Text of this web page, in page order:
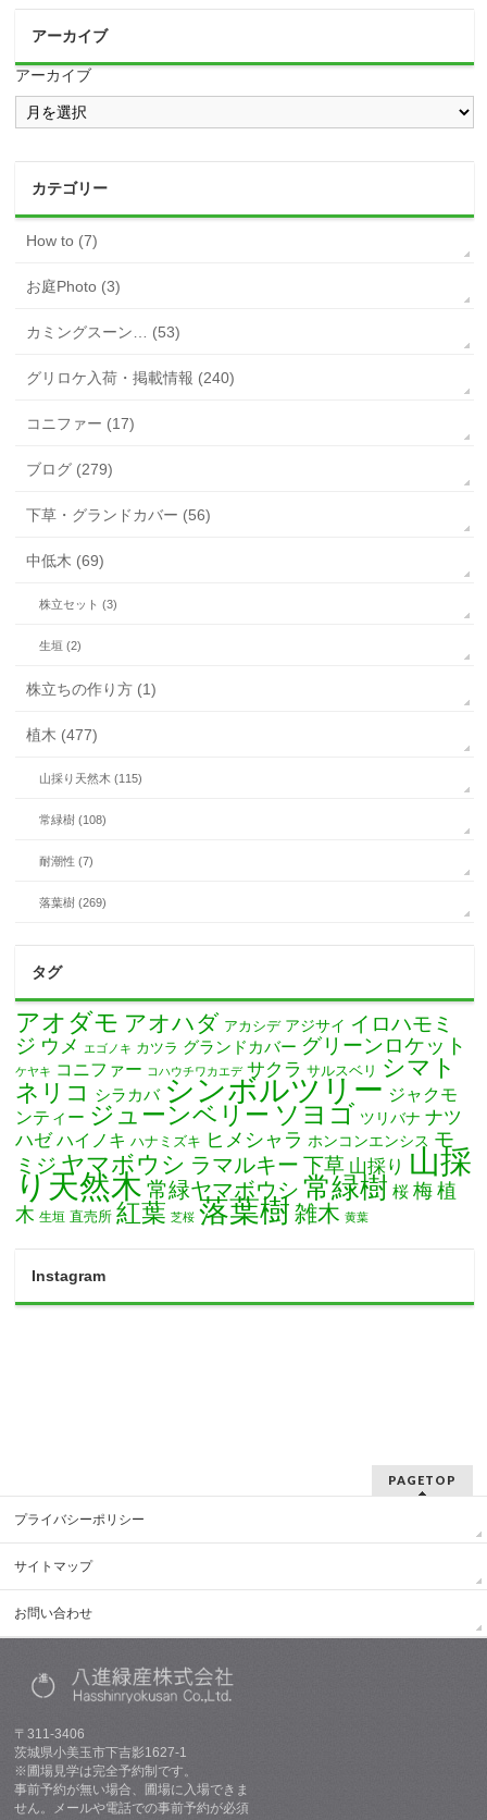
アーカイブ
アーカイブ
カテゴリー
How to (7)
お庭Photo (3)
カミングスーン… (53)
グリロケ入荷・掲載情報 (240)
コニファー (17)
ブログ (279)
下草・グランドカバー (56)
中低木 (69)
株立セット (3)
生垣 (2)
株立ちの作り方 (1)
植木 (477)
山採り天然木 (115)
常緑樹 (108)
耐潮性 (7)
落葉樹 (269)
タグ
アオダモ アオハダ アカシデ アジサイ イロハモミ
ジ ウメ エゴノキ カツラ グランドカバー グリーンロケット
ケヤキ コニファー コハウチワカエデ サクラ サルスベリ シマト
ネリコ
シラカバ シンボルツリー ジャクモ
ンティー ジューンベリー ソヨゴ ツリバナ ナツ
ハゼ ハイノキ ハナミズキ ヒメシャラ ホンコンエンシス モ
ミジ ヤマボウシ ラマルキー 下草 山採り 山採
り天然木 常緑ヤマボウシ 常緑樹 桜 梅 植
木 生垣 直売所 紅葉 芝桜 落葉樹 雑木 黄葉
Instagram
PAGETOP
プライバシーポリシー
サイトマップ
お問い合わせ
〒311-3406
茨城県小美玉市下吉影1627-1
※圃場見学は完全予約制です。
事前予約が無い場合、圃場に入場できま
せん。メールや電話での事前予約が必須